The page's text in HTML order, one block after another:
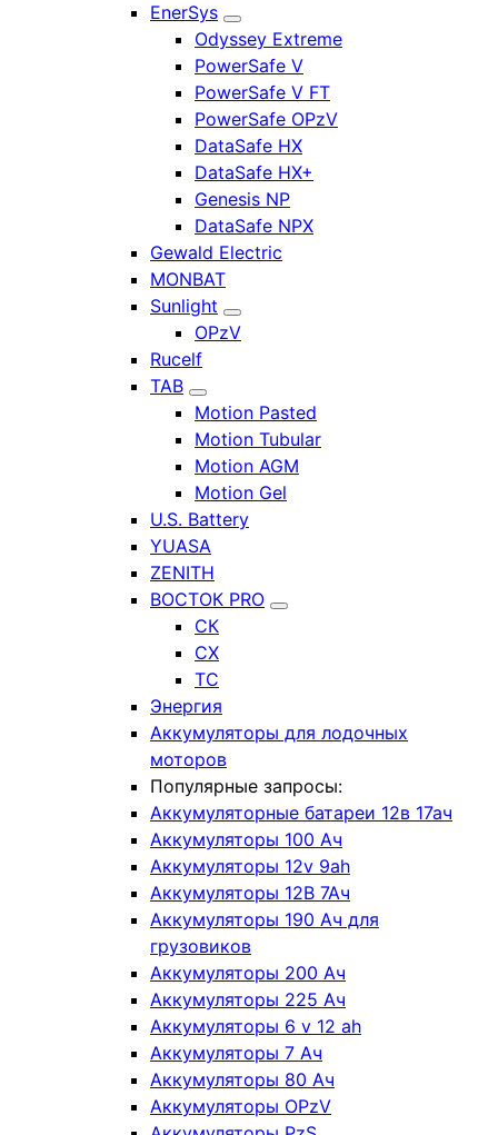
EnerSys
Odyssey Extreme
PowerSafe V
PowerSafe V FT
PowerSafe OPzV
DataSafe HX
DataSafe HX+
Genesis NP
DataSafe NPX
Gewald Electric
MONBAT
Sunlight
OPzV
Rucelf
TAB
Motion Pasted
Motion Tubular
Motion AGM
Motion Gel
U.S. Battery
YUASA
ZENITH
ВОСТОК PRO
СК
СХ
ТС
Энергия
Аккумуляторы для лодочных
моторов
Популярные запросы:
Аккумуляторные батареи 12в 17ач
Аккумуляторы 100 Ач
Аккумуляторы 12v 9ah
Аккумуляторы 12В 7Ач
Аккумуляторы 190 Ач для
грузовиков
Аккумуляторы 200 Ач
Аккумуляторы 225 Ач
Аккумуляторы 6 v 12 ah
Аккумуляторы 7 Ач
Аккумуляторы 80 Ач
Аккумуляторы OPzV